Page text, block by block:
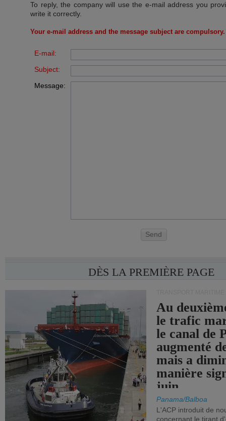
To reply, the company will use the e-mail address you
write it correctly.
Your e-mail address and the message subject are compulsory.
E-mail:
Subject:
Message:
Send
DÈS LA PREMIÈRE PAGE
Au
le trafic
le canal de
augmenté
mais a
manière
juin.
Panama/Balboa
L'ACP introduit de
concernant le tirant